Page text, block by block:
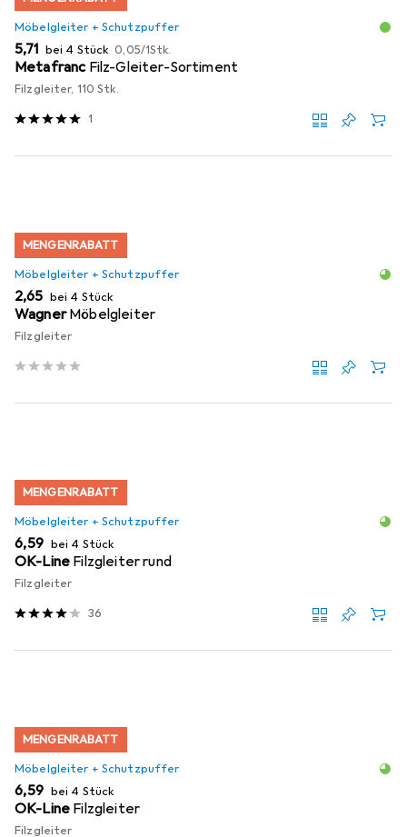
Möbelgleiter + Schutzpuffer
EUR
5,71 bei 4 Stück EUR
0,05/1Stk.
Metafranc Filz-Gleiter-Sortiment
Filzgleiter, 110 Stk.
1
MENGENRABATT
Möbelgleiter + Schutzpuffer
EUR
2,65 bei 4 Stück
Wagner Möbelgleiter
Filzgleiter
MENGENRABATT
Möbelgleiter + Schutzpuffer
EUR
6,59 bei 4 Stück
OK-Line Filzgleiter rund
Filzgleiter
36
MENGENRABATT
Möbelgleiter + Schutzpuffer
EUR
6,59 bei 4 Stück
OK-Line Filzgleiter
Filzgleiter